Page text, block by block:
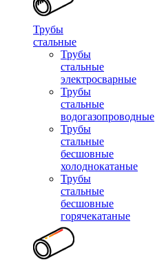
Трубы
стальные
Трубы
стальные
электросварные
Трубы
стальные
водогазопроводные
Трубы
стальные
бесшовные
холоднокатаные
Трубы
стальные
бесшовные
горячекатаные